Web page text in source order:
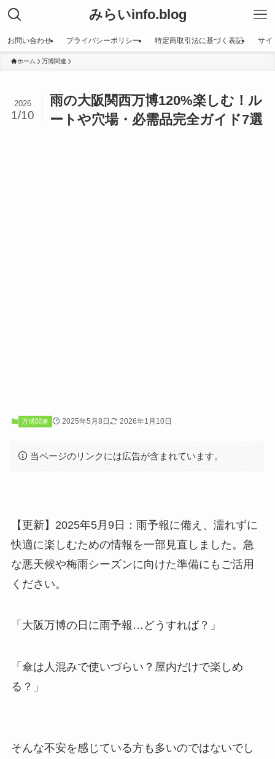
みらいinfo.blog
お問い合わせ プライバシーポリシー 特定商取引法に基づく表記 サイ
ホーム 万博関連
雨の大阪関西万博120%楽しむ！ル
ートや穴場・必需品完全ガイド7選
2026
1/10
万博関連 2025年5月8日 2026年1月10日
当ページのリンクには広告が含まれています。
【更新】2025年5月9日：雨予報に備え、濡れずに
快適に楽しむための情報を一部見直しました。急
な悪天候や梅雨シーズンに向けた準備にもご活用
ください。
「大阪万博の日に雨予報…どうすれば？」
「傘は人混みで使いづらい？屋内だけで楽しめ
る？」
そんな不安を感じている方も多いのではないでし